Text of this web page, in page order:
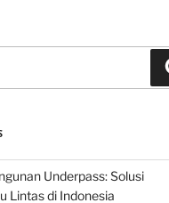
Underpass: Solusi
Lintas di Indonesia